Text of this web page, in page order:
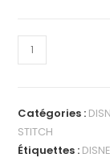
Catégories :
STITCH
Étiquettes :